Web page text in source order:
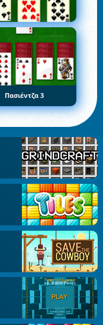
Πασιέντζα 3